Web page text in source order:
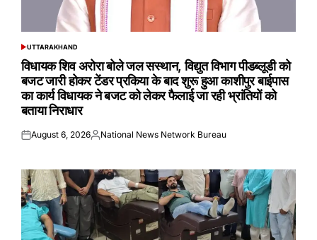
POSTED
IN
UTTARAKHAND
विधायक शिव अरोरा बोले जल सस्थान, विद्युत विभाग पीडब्लूडी को
बजट जारी होकर टेंडर प्रकिया के बाद शुरू हुआ काशीपुर बाईपास
का कार्य विधायक ने बजट को लेकर फैलाई जा रही भ्रांतियों को
बताया निराधार
Posted
August 6, 2026Posted
National News Network Bureau